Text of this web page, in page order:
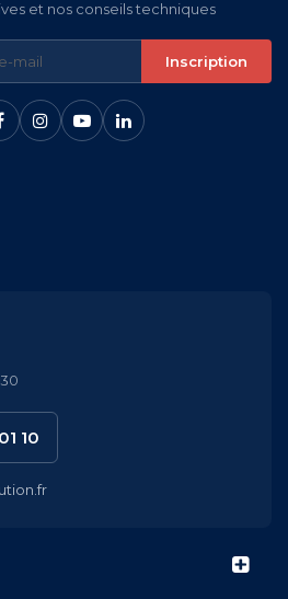
et nos conseils techniques
Inscription
10